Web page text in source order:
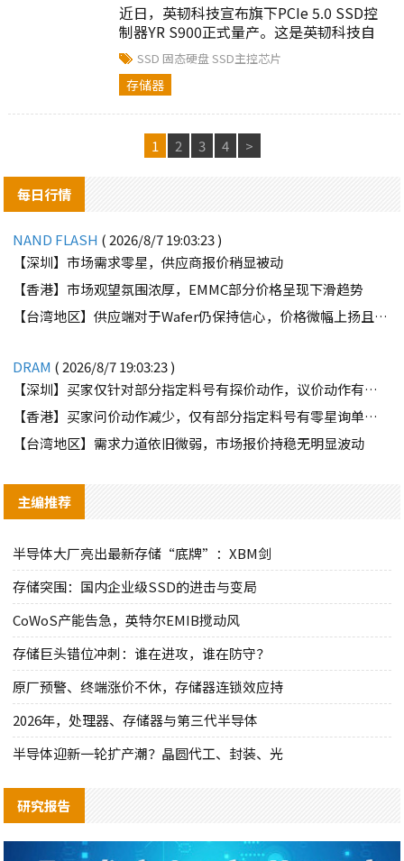
近日，英韧科技宣布旗下PCIe 5.0 SSD控
制器YR S900正式量产。这是英韧科技自
2017年成立以来量产的第八款芯片，这也
是首款量产的...
SSD 固态硬盘SSD主控芯片
存储器
1 2 3 4 >
每日行情
NAND FLASH ( 2026/8/7 19:03:23 )
【深圳】市场需求零星，供应商报价稍显被动
【香港】市场观望氛围浓厚，EMMC部分价格呈现下滑趋势
【台湾地区】供应端对于Wafer仍保持信心，价格微幅上扬且惜售态度不变
DRAM ( 2026/8/7 19:03:23 )
【深圳】买家仅针对部分指定料号有探价动作，议价动作有所减少
【香港】买家问价动作减少，仅有部分指定料号有零星询单动作
【台湾地区】需求力道依旧微弱，市场报价持稳无明显波动
主编推荐
半导体大厂亮出最新存储“底牌”：XBM剑
存储突围：国内企业级SSD的进击与变局
CoWoS产能告急，英特尔EMIB搅动风
存储巨头错位冲刺：谁在进攻，谁在防守？
原厂预警、终端涨价不休，存储器连锁效应持
2026年，处理器、存储器与第三代半导体
半导体迎新一轮扩产潮？晶圆代工、封装、光
研究报告